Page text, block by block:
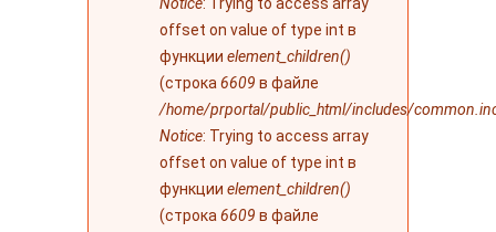
offset on value of type int в
функции element_children()
(строка 6609 в файле
/home/prportal/public_html/includes/
Notice: Trying to access array
offset on value of type int в
функции element_children()
(строка 6609 в файле